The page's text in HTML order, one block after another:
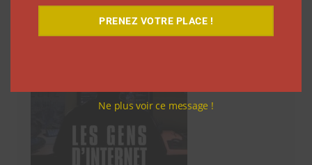
PRENEZ VOTRE PLACE !
Ne plus voir ce message !